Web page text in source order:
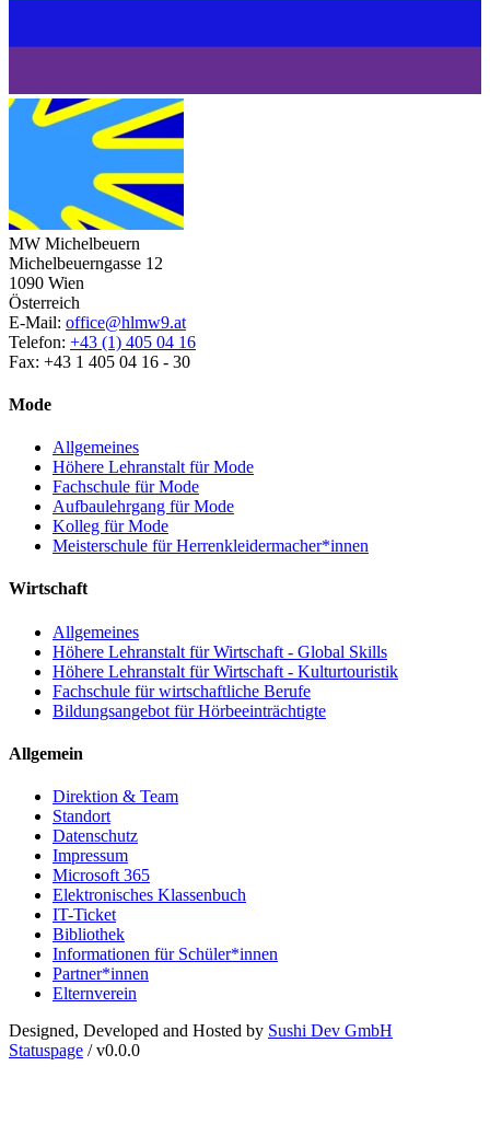
MW Michelbeuern
Michelbeuerngasse 12
1090 Wien
Österreich
E-Mail: office@hlmw9.at
Telefon: +43 (1) 405 04 16
Fax: +43 1 405 04 16 - 30
Mode
Allgemeines
Höhere Lehranstalt für Mode
Fachschule für Mode
Aufbaulehrgang für Mode
Kolleg für Mode
Meisterschule für Herrenkleidermacher*innen
Wirtschaft
Allgemeines
Höhere Lehranstalt für Wirtschaft - Global Skills
Höhere Lehranstalt für Wirtschaft - Kulturtouristik
Fachschule für wirtschaftliche Berufe
Bildungsangebot für Hörbeeinträchtigte
Allgemein
Direktion & Team
Standort
Datenschutz
Impressum
Microsoft 365
Elektronisches Klassenbuch
IT-Ticket
Bibliothek
Informationen für Schüler*innen
Partner*innen
Elternverein
Designed, Developed and Hosted by Sushi Dev GmbH
Statuspage / v0.0.0